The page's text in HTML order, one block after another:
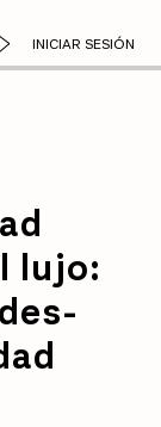
INICIAR SESIÓN
lujo: